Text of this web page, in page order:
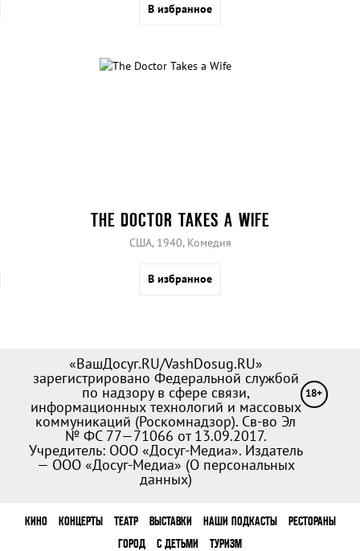
В избранное
THE DOCTOR TAKES A WIFE
США, 1940, Комедия
В избранное
«ВашДосуг.RU/VashDosug.RU»
зарегистрировано Федеральной службой
по надзору в сфере связи,
информационных технологий и массовых
коммуникаций (Роскомнадзор). Св-во Эл
№ ФС 77—71066 от 13.09.2017.
Учредитель: ООО «Досуг-Медиа». Издатель
— ООО «Досуг-Медиа» (О персональных
данных)
18+
КИНО КОНЦЕРТЫ ТЕАТР ВЫСТАВКИ НАШИ ПОДКАСТЫ
РЕСТОРАНЫ
ГОРОД
С ДЕТЬМИ ТУРИЗМ